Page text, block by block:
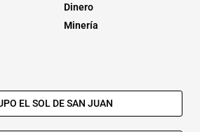
Dinero
Minería
EL SOL DE SAN JUAN